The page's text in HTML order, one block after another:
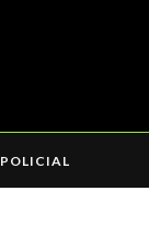
POLICIAL